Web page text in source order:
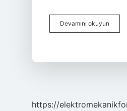
Devamını okuyun
Buğday
https://